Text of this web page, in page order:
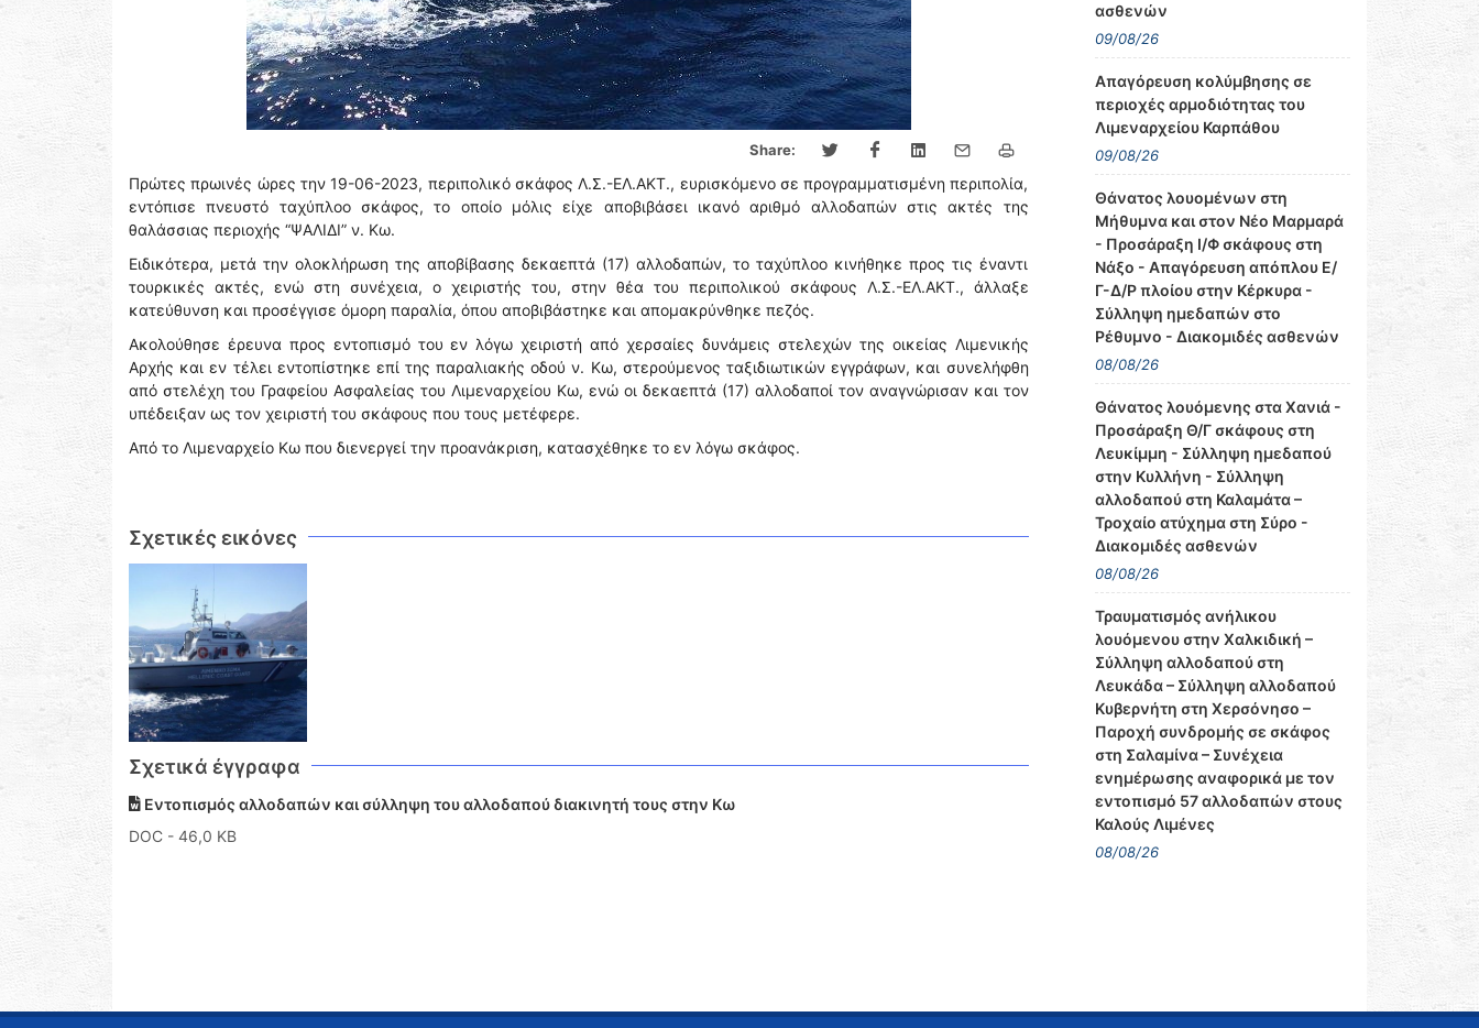
Share:
Πρώτες πρωινές ώρες την 19-06-2023, περιπολικό σκάφος Λ.Σ.-ΕΛ.ΑΚΤ., ευρισκόμενο σε προγραμματισμένη περιπολία,
εντόπισε πνευστό ταχύπλοο σκάφος, το οποίο μόλις είχε αποβιβάσει ικανό αριθμό αλλοδαπών στις ακτές της
θαλάσσιας περιοχής “ΨΑΛΙΔΙ” ν. Κω.
Ειδικότερα, μετά την ολοκλήρωση της αποβίβασης δεκαεπτά (17) αλλοδαπών, το ταχύπλοο κινήθηκε προς τις έναντι
τουρκικές ακτές, ενώ στη συνέχεια, ο χειριστής του, στην θέα του περιπολικού σκάφους Λ.Σ.-ΕΛ.ΑΚΤ., άλλαξε
κατεύθυνση και προσέγγισε όμορη παραλία, όπου αποβιβάστηκε και απομακρύνθηκε πεζός.
Ακολούθησε έρευνα προς εντοπισμό του εν λόγω χειριστή από χερσαίες δυνάμεις στελεχών της οικείας Λιμενικής
Αρχής και εν τέλει εντοπίστηκε επί της παραλιακής οδού ν. Κω, στερούμενος ταξιδιωτικών εγγράφων, και συνελήφθη
από στελέχη του Γραφείου Ασφαλείας του Λιμεναρχείου Κω, ενώ οι δεκαεπτά (17) αλλοδαποί τον αναγνώρισαν και τον
υπέδειξαν ως τον χειριστή του σκάφους που τους μετέφερε.
Από το Λιμεναρχείο Κω που διενεργεί την προανάκριση, κατασχέθηκε το εν λόγω σκάφος.
Σχετικές εικόνες
Σχετικά έγγραφα
Εντοπισμός αλλοδαπών και σύλληψη του αλλοδαπού διακινητή τους στην Κω
DOC - 46,0 KB
ασθενών
09/08/26
Απαγόρευση κολύμβησης σε
περιοχές αρμοδιότητας του
Λιμεναρχείου Καρπάθου
09/08/26
Θάνατος λουομένων στη
Μήθυμνα και στον Νέο Μαρμαρά
- Προσάραξη Ι/Φ σκάφους στη
Νάξο - Απαγόρευση απόπλου Ε/
Γ-Δ/Ρ πλοίου στην Κέρκυρα -
Σύλληψη ημεδαπών στο
Ρέθυμνο - Διακομιδές ασθενών
08/08/26
Θάνατος λουόμενης στα Χανιά -
Προσάραξη Θ/Γ σκάφους στη
Λευκίμμη - Σύλληψη ημεδαπού
στην Κυλλήνη - Σύλληψη
αλλοδαπού στη Καλαμάτα –
Τροχαίο ατύχημα στη Σύρο -
Διακομιδές ασθενών
08/08/26
Τραυματισμός ανήλικου
λουόμενου στην Χαλκιδική –
Σύλληψη αλλοδαπού στη
Λευκάδα – Σύλληψη αλλοδαπού
Κυβερνήτη στη Χερσόνησο –
Παροχή συνδρομής σε σκάφος
στη Σαλαμίνα – Συνέχεια
ενημέρωσης αναφορικά με τον
εντοπισμό 57 αλλοδαπών στους
Καλούς Λιμένες
08/08/26